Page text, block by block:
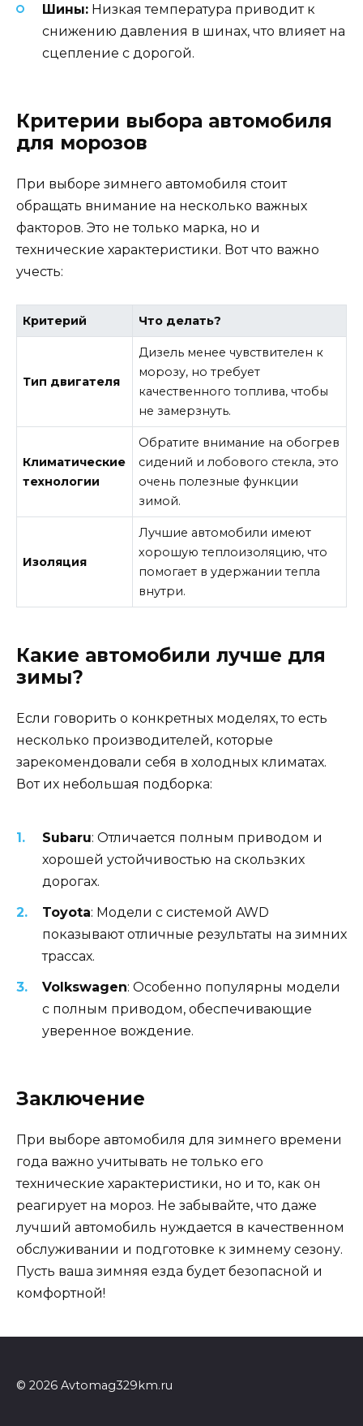
Шины: Низкая температура приводит к
снижению давления в шинах, что влияет на
сцепление с дорогой.
Критерии выбора автомобиля
для морозов
При выборе зимнего автомобиля стоит
обращать внимание на несколько важных
факторов. Это не только марка, но и
технические характеристики. Вот что важно
учесть:
Критерий Что делать?
Тип двигателя
Дизель менее чувствителен к
морозу, но требует
качественного топлива, чтобы
не замерзнуть.
Климатические
технологии
Обратите внимание на обогрев
сидений и лобового стекла, это
очень полезные функции
зимой.
Изоляция
Лучшие автомобили имеют
хорошую теплоизоляцию, что
помогает в удержании тепла
внутри.
Какие автомобили лучше для
зимы?
Если говорить о конкретных моделях, то есть
несколько производителей, которые
зарекомендовали себя в холодных климатах.
Вот их небольшая подборка:
Subaru: Отличается полным приводом и
хорошей устойчивостью на скользких
дорогах.
Toyota: Модели с системой AWD
показывают отличные результаты на зимних
трассах.
Volkswagen: Особенно популярны модели
с полным приводом, обеспечивающие
уверенное вождение.
Заключение
При выборе автомобиля для зимнего времени
года важно учитывать не только его
технические характеристики, но и то, как он
реагирует на мороз. Не забывайте, что даже
лучший автомобиль нуждается в качественном
обслуживании и подготовке к зимнему сезону.
Пусть ваша зимняя езда будет безопасной и
комфортной!
© 2026 Avtomag329km.ru